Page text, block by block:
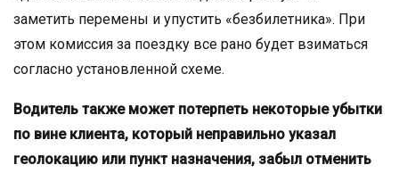
заметить перемены и упустить «безбилетника». При
этом комиссия за поездку все рано будет взиматься
согласно установленной схеме.
Водитель также может потерпеть некоторые убытки
по вине клиента, который неправильно указал
геолокацию или пункт назначения, забыл отменить